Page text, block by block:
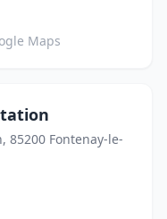
Maps
85200 Fontenay-le-